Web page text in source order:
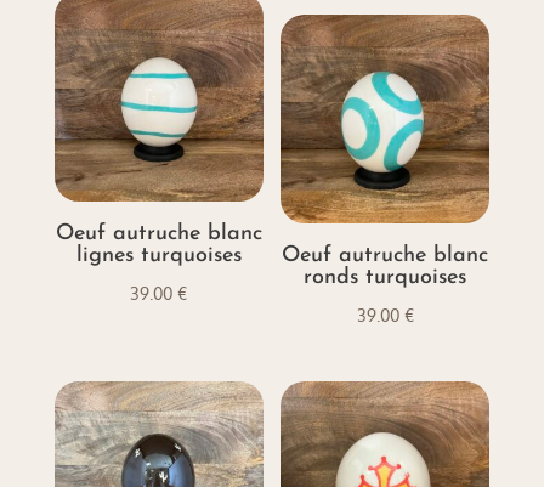
Oeuf autruche blanc
lignes turquoises
39.00€
Oeuf autruche blanc
ronds turquoises
39.00 €